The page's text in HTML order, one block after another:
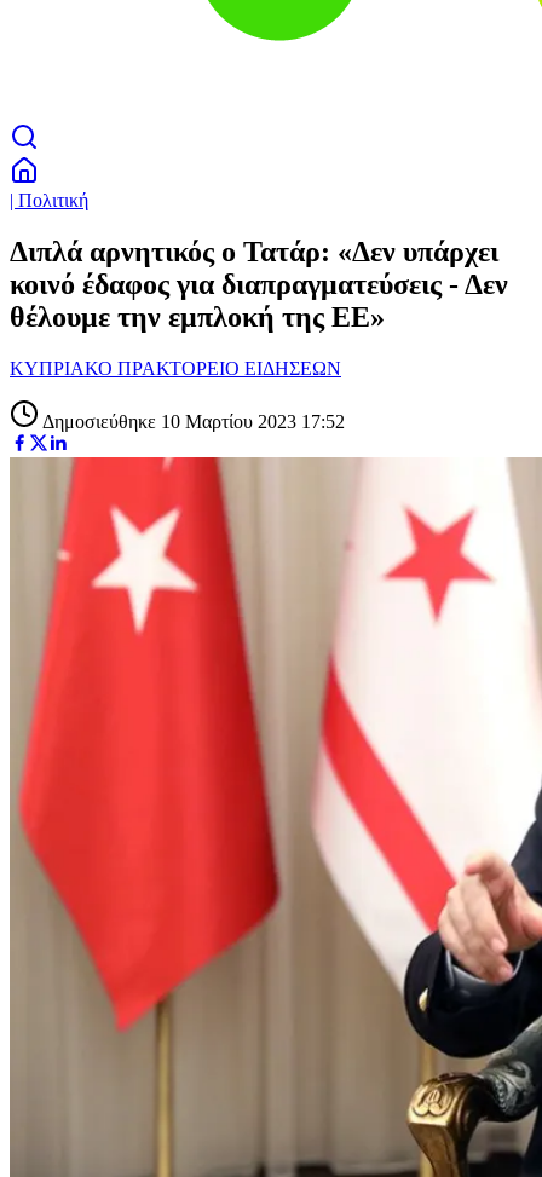
| Πολιτική
Διπλά αρνητικός ο Τατάρ: «Δεν υπάρχει
κοινό έδαφος για διαπραγματεύσεις - Δεν
θέλουμε την εμπλοκή της ΕΕ»
ΚΥΠΡΙΑΚΟ ΠΡΑΚΤΟΡΕΙΟ ΕΙΔΗΣΕΩΝ
Δημοσιεύθηκε 10 Μαρτίου 2023 17:52